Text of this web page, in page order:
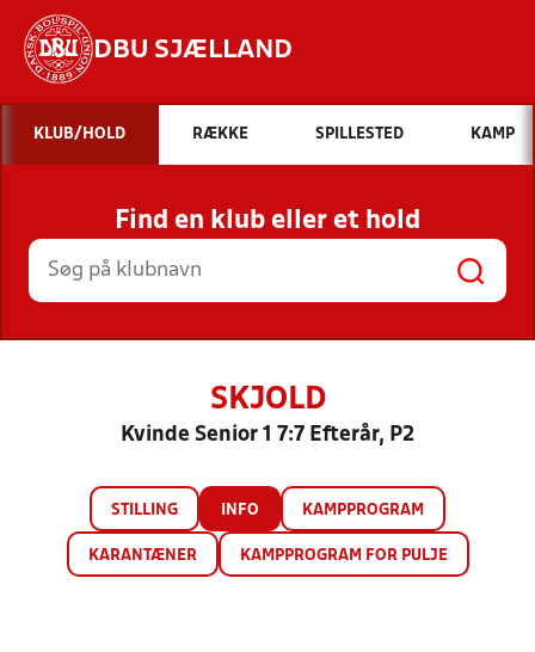
DBU SJÆLLAND
Hvad vil du søge efter?
INDHOLD OG NYHEDER
STILLINGER, RESULTATER, KLUBBER OG
HOLD
KLUB/HOLD RÆKKE SPILLESTED KAMP
Find en klub eller et hold
SKJOLD
Kvinde Senior 1 7:7 Efterår, P2
STILLING INFO KAMPPROGRAM
KARANTÆNER KAMPPROGRAM FOR PULJE